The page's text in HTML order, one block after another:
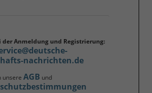
der Anmeldung und Registrierung:
nachrichten.de
unsere AGB und